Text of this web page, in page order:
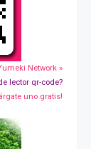
Network »
lector qr-code?
uno gratis!